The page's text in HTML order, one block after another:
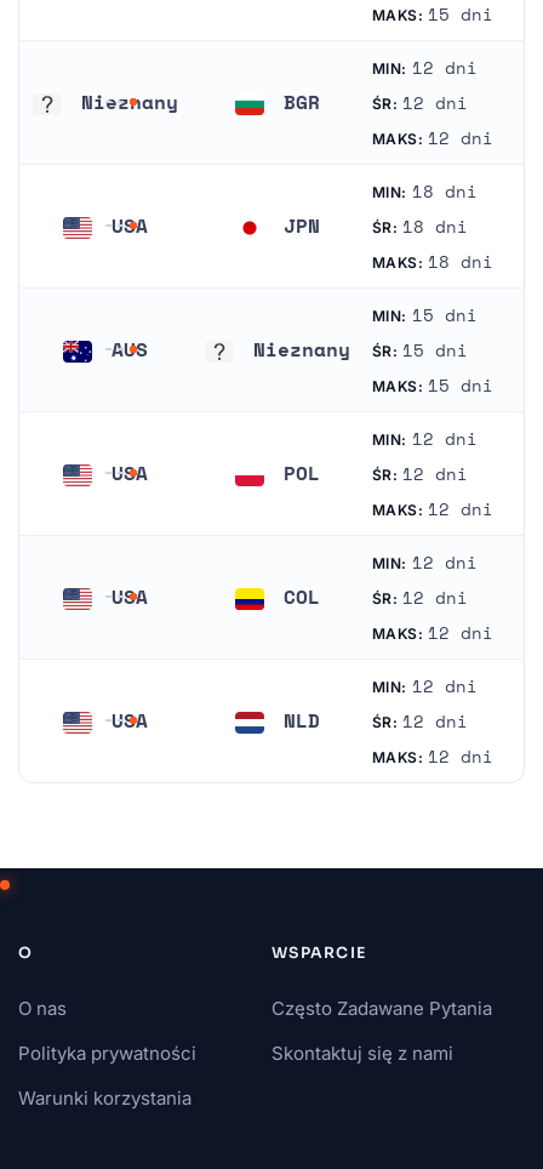
MAKS: 15 dni
Nieznany BGR
MIN: 12 dni
ŚR: 12 dni
MAKS: 12 dni
USA JPN
MIN: 18 dni
ŚR: 18 dni
MAKS: 18 dni
AUS Nieznany
MIN: 15 dni
ŚR: 15 dni
MAKS: 15 dni
USA POL
MIN: 12 dni
ŚR: 12 dni
MAKS: 12 dni
USA COL
MIN: 12 dni
ŚR: 12 dni
MAKS: 12 dni
USA NLD
MIN: 12 dni
ŚR: 12 dni
MAKS: 12 dni
O
O nas
Polityka prywatności
Warunki korzystania
WSPARCIE
Często Zadawane Pytania
Skontaktuj się z nami